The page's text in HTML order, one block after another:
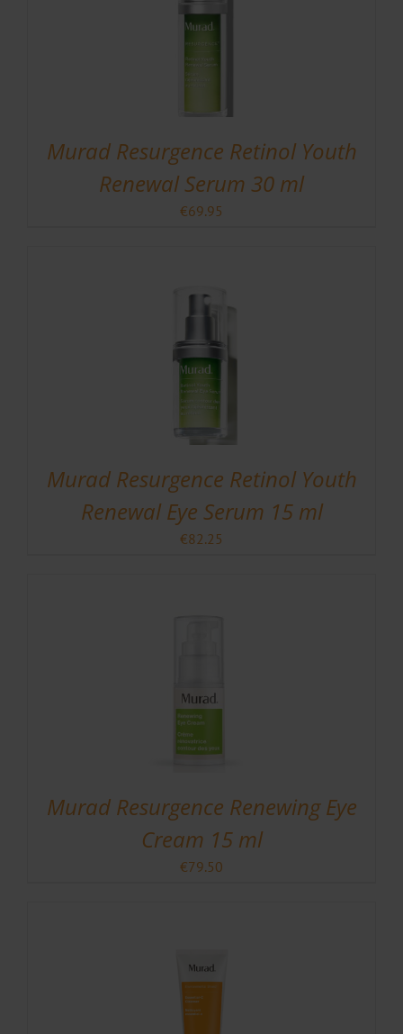
Murad Resurgence Retinol Youth
Renewal Serum 30 ml
€69.95
Murad Resurgence Retinol Youth
Renewal Eye Serum 15 ml
€82.25
Murad Resurgence Renewing Eye
Cream 15 ml
€79.50